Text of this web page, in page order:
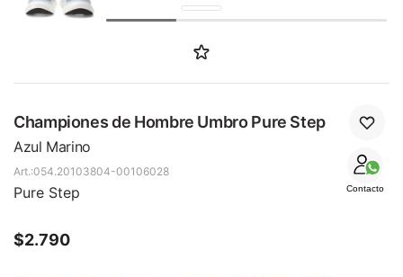
Championes de Hombre Umbro Pure Step
Azul Marino
Contacto
054.20103804-00106028
Pure Step
$2.790